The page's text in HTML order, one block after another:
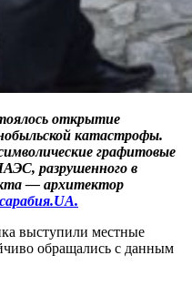
открытие
катастрофы.
графитовые
разрушенного в
— архитектор
выступили местные
обращались с данным